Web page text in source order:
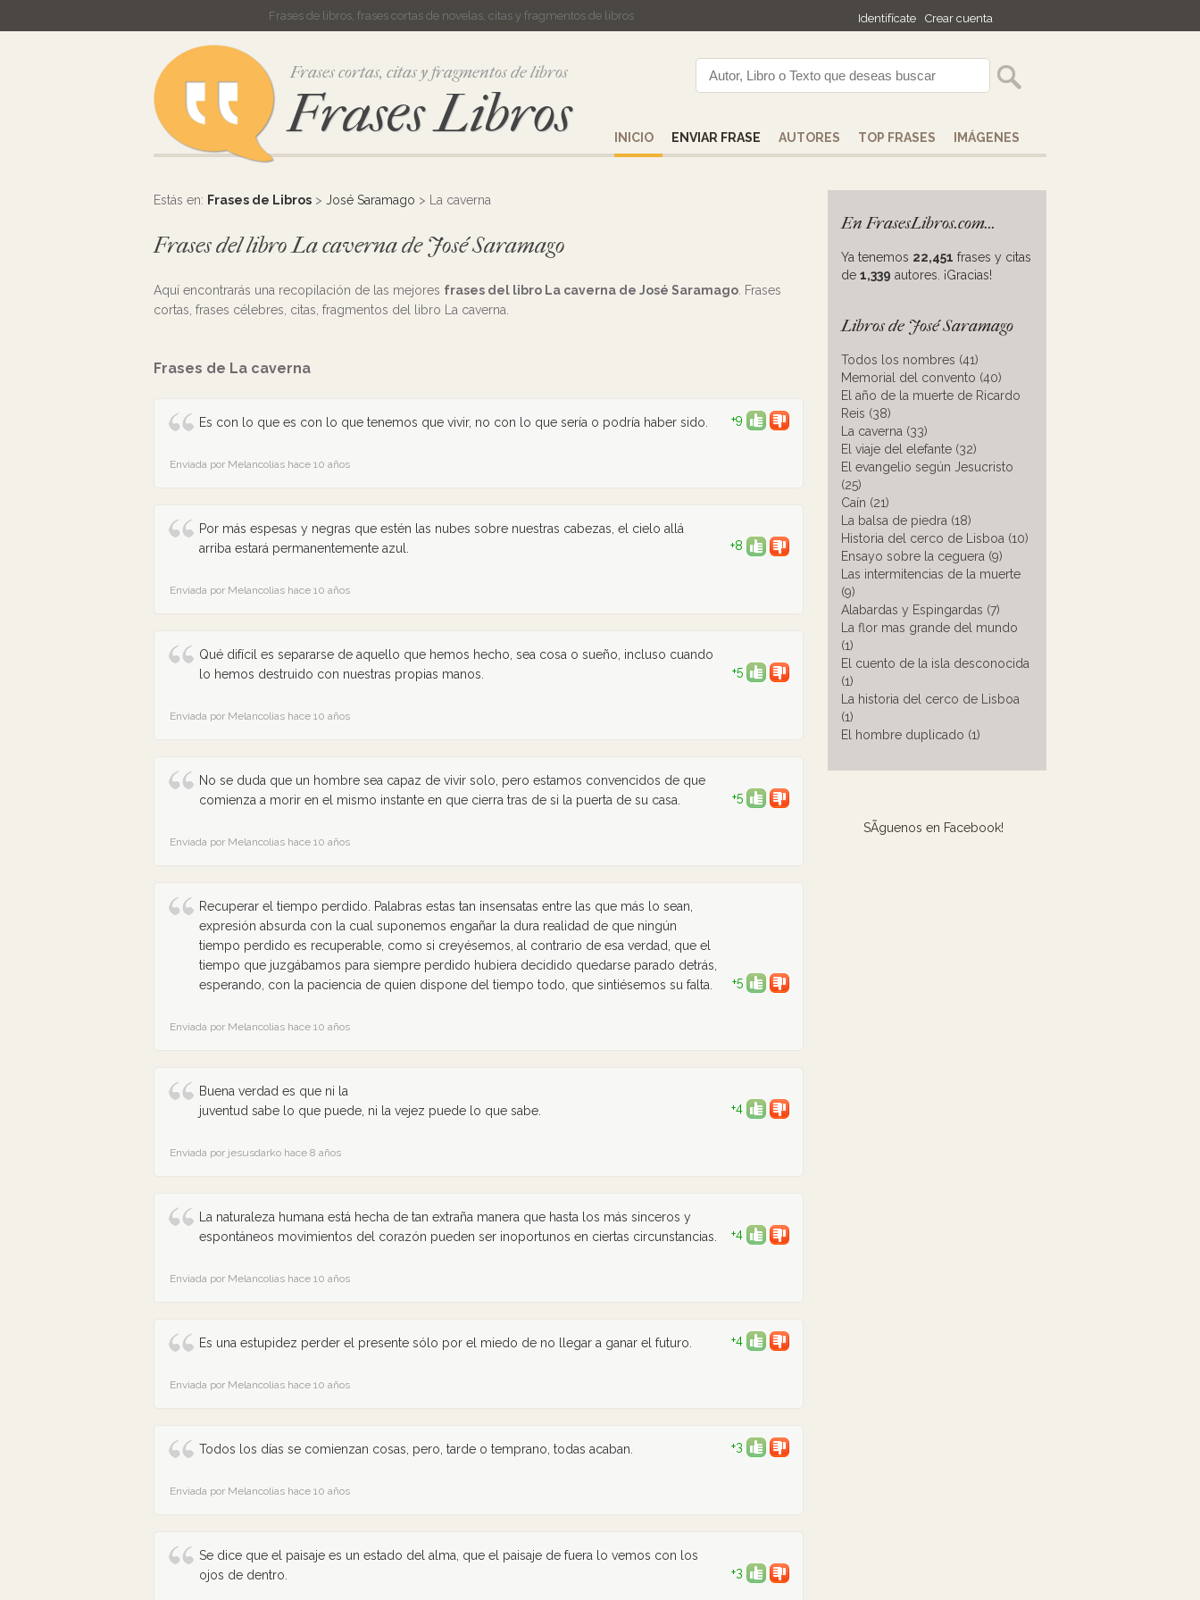
Identifícate Crear cuenta
Frases de libros, frases cortas de novelas, citas y fragmentos de libros
Frases cortas, citas y fragmentos de libros
Frases Libros INICIO ENVIAR FRASE AUTORES TOP FRASES IMÁGENES
Estás en: Frases de Libros > José Saramago > La caverna
Frases del libro La caverna de José Saramago
Aquí encontrarás una recopilación de las mejores frases del libro La caverna de José Saramago . Frases
cortas, frases célebres, citas, fragmentos del libro La caverna.
Frases de La caverna
Es con lo que es con lo que tenemos que vivir, no con lo que sería o podría haber sido. +9
Enviada por Melancolias hace 10 años
Por más espesas y negras que estén las nubes sobre nuestras cabezas, el cielo allá
arriba estará permanentemente azul.
+8
Enviada por Melancolias hace 10 años
Qué difícil es separarse de aquello que hemos hecho, sea cosa o sueño, incluso cuando
lo hemos destruido con nuestras propias manos.
+5
Enviada por Melancolias hace 10 años
No se duda que un hombre sea capaz de vivir solo, pero estamos convencidos de que
comienza a morir en el mismo instante en que cierra tras de si la puerta de su casa.
+5
Enviada por Melancolias hace 10 años
Recuperar el tiempo perdido. Palabras estas tan insensatas entre las que más lo sean,
expresión absurda con la cual suponemos engañar la dura realidad de que ningún
tiempo perdido es recuperable, como si creyésemos, al contrario de esa verdad, que el
tiempo que juzgábamos para siempre perdido hubiera decidido quedarse parado detrás,
esperando, con la paciencia de quien dispone del tiempo todo, que sintiésemos su falta.
+5
Enviada por Melancolias hace 10 años
Buena verdad es que ni la
juventud sabe lo que puede, ni la vejez puede lo que sabe.
+4
Enviada por jesusdarko hace 8 años
La naturaleza humana está hecha de tan extraña manera que hasta los más sinceros y
espontáneos movimientos del corazón pueden ser inoportunos en ciertas circunstancias.
+4
Enviada por Melancolias hace 10 años
Es una estupidez perder el presente sólo por el miedo de no llegar a ganar el futuro. +4
Enviada por Melancolias hace 10 años
Todos los días se comienzan cosas, pero, tarde o temprano, todas acaban. +3
Enviada por Melancolias hace 10 años
Se dice que el paisaje es un estado del alma, que el paisaje de fuera lo vemos con los
ojos de dentro.
+3
En FrasesLibros.com...
Ya tenemos 22,451 frases y citas
de 1,339 autores. ¡Gracias!
Libros de José Saramago
Todos los nombres (41)
Memorial del convento (40)
El año de la muerte de Ricardo
Reis (38)
La caverna (33)
El viaje del elefante (32)
El evangelio según Jesucristo
(25)
Caín (21)
La balsa de piedra (18)
Historia del cerco de Lisboa (10)
Ensayo sobre la ceguera (9)
Las intermitencias de la muerte
(9)
Alabardas y Espingardas (7)
La flor mas grande del mundo
(1)
El cuento de la isla desconocida
(1)
La historia del cerco de Lisboa
(1)
El hombre duplicado (1)
SÃ­guenos en Facebook!